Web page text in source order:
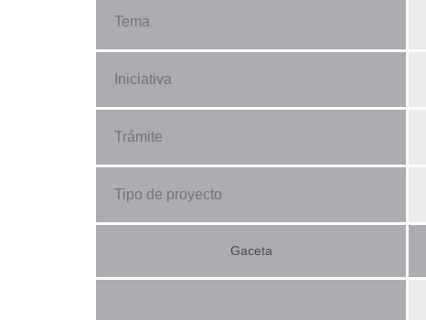
Tema
Iniciativa
Trámite
Tipo de proyecto
Gaceta